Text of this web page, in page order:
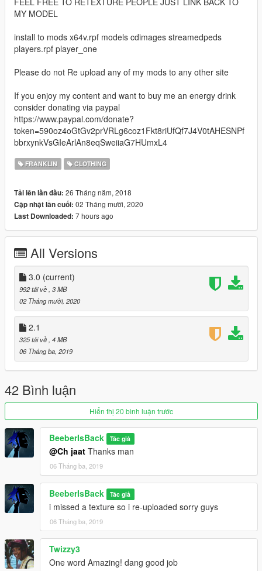
MY MODEL
install to mods x64v.rpf models cdimages streamedpeds
players.rpf player_one
Please do not Re upload any of my mods to any other site
If you enjoy my content and want to buy me an energy drink
consider donating via paypal
https://www.paypal.com/donate?
token=590oz4oGtGv2prVRLg6coz1Fkt8riUfQf7J4V0tAHESNPf
bbrxynkVsGIeArlAn8eqSweiiaG7HUmxL4
FRANKLIN CLOTHING
Tải lên lần đầu: 26 Tháng năm, 2018
Cập nhật lần cuối: 02 Tháng mười, 2020
Last Downloaded: 7 hours ago
All Versions
3.0 (current)
992 tải về , 3 MB
02 Tháng mười, 2020
2.1
325 tải về , 4 MB
06 Tháng ba, 2019
42 Bình luận
Hiển thị 20 bình luận trước
BeeberIsBack Tác giả
@Ch jaat Thanks man
06 Tháng ba, 2019
BeeberIsBack Tác giả
i missed a texture so i re-uploaded sorry guys
06 Tháng ba, 2019
Twizzy3
One word Amazing! dang good job